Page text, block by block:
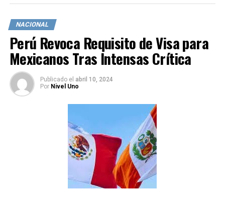
compuesta por el Partido Acción Nacional (PAN), el
Partido Revolucionario Institucional (PRI) y el Partido
de la Revolución Democrática (PRD). A pesar de que su
designación representa un cambio en el proceso interno
previamente anunciado por la alianza, Taboada logró el
consenso de las tres fuerzas políticas. Actualmente es el
alcalde de Benito Juárez y ha sido diputado federal y
local por el PAN.
El único candidato que se
presenta sin el respaldo de una alianza o coalición.
Chertorivski es el abanderado del partido Movimiento
Ciudadano (MC), presentándose como una opción
independiente tanto a Morena como al PAN-PRI-PRD.
Con una trayectoria en diversos cargos públicos, ha sido
diputado federal y secretario de Salud federal durante la
NACIONAL
Perú Revoca Requisito de Visa para
Mexicanos Tras Intensas Crítica
Publicado el abril 10, 2024
Por Nivel Uno